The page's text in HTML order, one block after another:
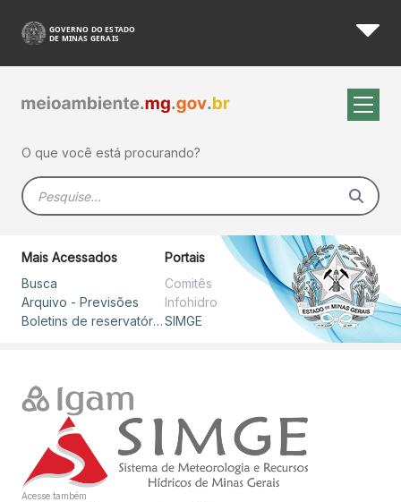
Pular para o Conteúdo principal
Avisos Meteorológicos
O que você está procurando?
Barra de busca
Mais Acessados
Busca
Arquivo - Previsões
Boletins de reservatórios
Portais
Comitês
Infohidro
SIMGE
Acesse também